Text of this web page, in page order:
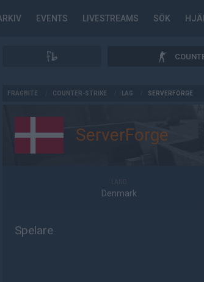
EVENTS LIVESTREAMS SÖK
FRAGBITE COUNTER-STRIKE LAG SERVERFORGE
ServerForge
Denmark
Spelare